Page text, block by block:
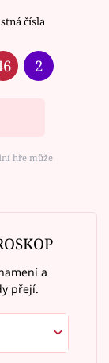
čísla
2
hře může
a
přejí.